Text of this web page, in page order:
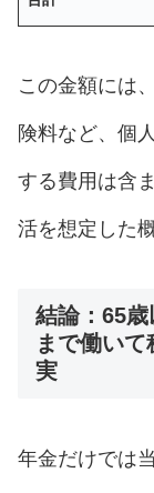
この金額には
険料など、個
する費用は含
活を想定した
結論：65
まで働い
実
年金だけでは